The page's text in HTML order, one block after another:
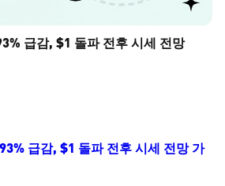
급감, $1 돌파 전후 시세 전망
급감, $1 돌파 전후 시세 전망 가